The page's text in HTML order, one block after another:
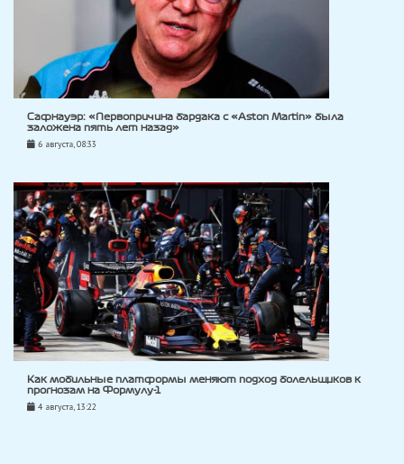
Сафнауэр: «Первопричина бардака с «Aston Martin» была
заложена пять лет назад»
6 августа, 08:33
Как мобильные платформы меняют подход болельщиков к
прогнозам на Формулу-1
4 августа, 13:22